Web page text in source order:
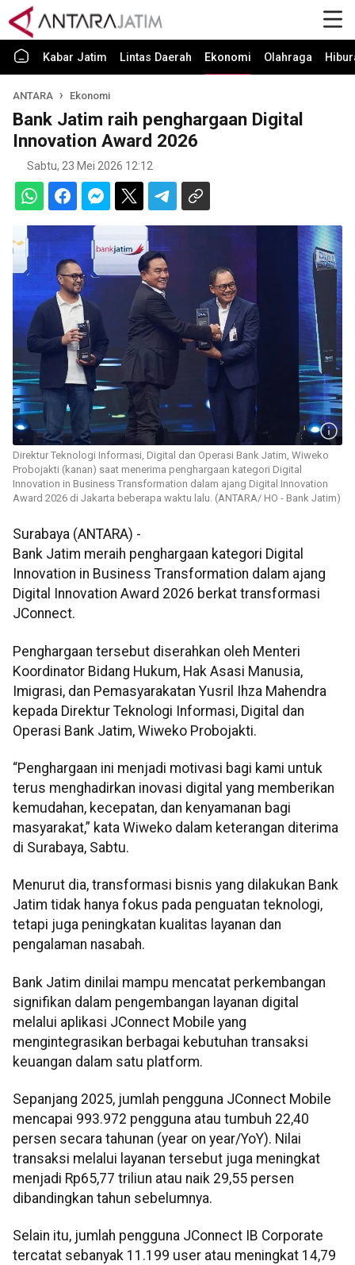
Kabar Jatim Lintas Daerah Ekonomi Olahraga
ANTARA Ekonomi
Bank Jatim raih penghargaan Digital
Innovation Award 2026
Sabtu, 23 Mei 2026 12:12
Direktur Teknologi Informasi, Digital dan Operasi Bank Jatim, Wiweko
Probojakti (kanan) saat menerima penghargaan kategori Digital
Innovation in Business Transformation dalam ajang Digital Innovation
Award 2026 di Jakarta beberapa waktu lalu. (ANTARA/ HO - Bank Jatim)
Surabaya (ANTARA) -
Bank Jatim meraih penghargaan kategori Digital
Innovation in Business Transformation dalam ajang
Digital Innovation Award 2026 berkat transformasi
JConnect.
Penghargaan tersebut diserahkan oleh Menteri
Koordinator Bidang Hukum, Hak Asasi Manusia,
Imigrasi, dan Pemasyarakatan Yusril Ihza Mahendra
kepada Direktur Teknologi Informasi, Digital dan
Operasi Bank Jatim, Wiweko Probojakti.
“Penghargaan ini menjadi motivasi bagi kami untuk
terus menghadirkan inovasi digital yang memberikan
kemudahan, kecepatan, dan kenyamanan bagi
masyarakat,” kata Wiweko dalam keterangan diterima
di Surabaya, Sabtu.
Menurut dia, transformasi bisnis yang dilakukan Bank
Jatim tidak hanya fokus pada penguatan teknologi,
tetapi juga peningkatan kualitas layanan dan
pengalaman nasabah.
Bank Jatim dinilai mampu mencatat perkembangan
signifikan dalam pengembangan layanan digital
melalui aplikasi JConnect Mobile yang
mengintegrasikan berbagai kebutuhan transaksi
keuangan dalam satu platform.
Sepanjang 2025, jumlah pengguna JConnect Mobile
mencapai 993.972 pengguna atau tumbuh 22,40
persen secara tahunan (year on year/YoY). Nilai
transaksi melalui layanan tersebut juga meningkat
menjadi Rp65,77 triliun atau naik 29,55 persen
dibandingkan tahun sebelumnya.
Selain itu, jumlah pengguna JConnect IB Corporate
tercatat sebanyak 11.199 user atau meningkat 14,79